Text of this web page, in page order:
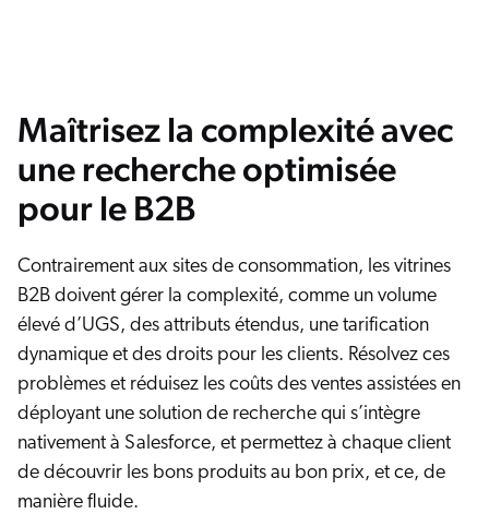
Maîtrisez la complexité avec
une recherche optimisée
pour le B2B
Contrairement aux sites de consommation, les vitrines
B2B doivent gérer la complexité, comme un volume
élevé d’UGS, des attributs étendus, une tarification
dynamique et des droits pour les clients. Résolvez ces
problèmes et réduisez les coûts des ventes assistées en
déployant une solution de recherche qui s’intègre
nativement à Salesforce, et permettez à chaque client
de découvrir les bons produits au bon prix, et ce, de
manière fluide.